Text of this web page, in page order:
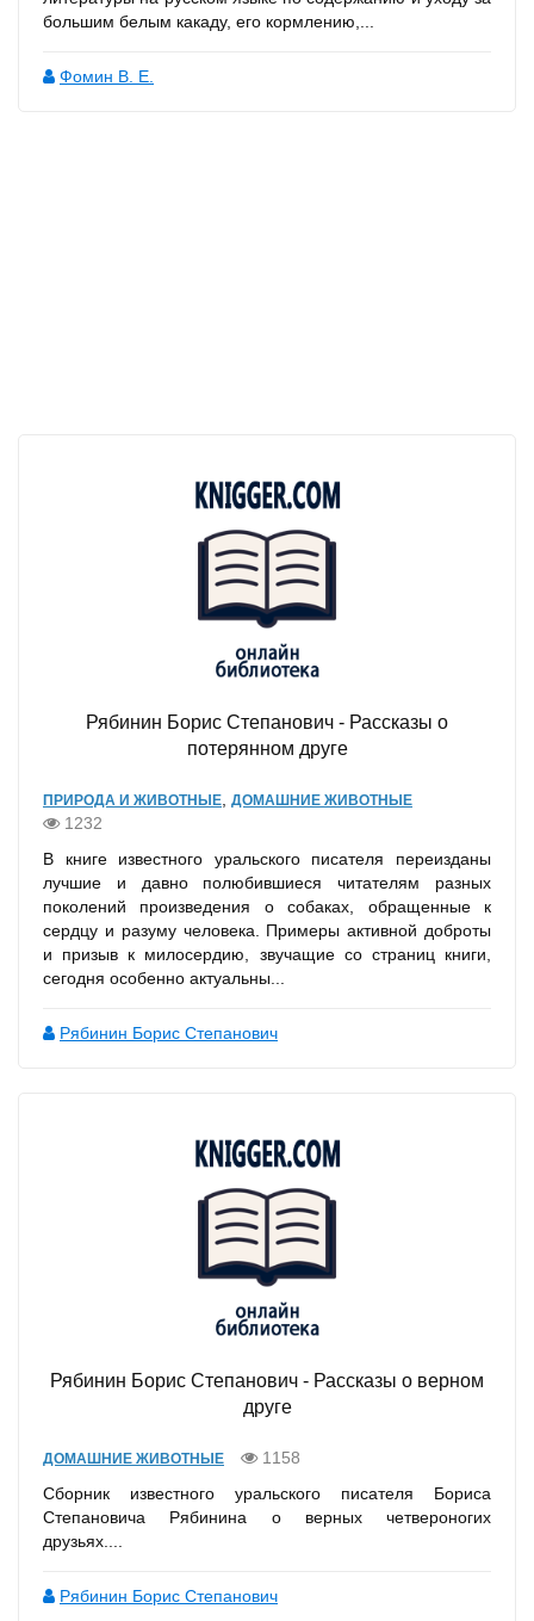
большим белым какаду, его кормлению,...
Фомин В. Е.
Рябинин Борис Степанович - Рассказы о
потерянном друге
ПРИРОДА И ЖИВОТНЫЕ, ДОМАШНИЕ ЖИВОТНЫЕ
1232
В книге известного уральского писателя переизданы
лучшие и давно полюбившиеся читателям разных
поколений произведения о собаках, обращенные к
сердцу и разуму человека. Примеры активной доброты
и призыв к милосердию, звучащие со страниц книги,
сегодня особенно актуальны...
Рябинин Борис Степанович
Рябинин Борис Степанович - Рассказы о верном
друге
ДОМАШНИЕ ЖИВОТНЫЕ
1158
Сборник известного уральского писателя Бориса
Степановича Рябинина о верных четвероногих
друзьях....
Рябинин Борис Степанович